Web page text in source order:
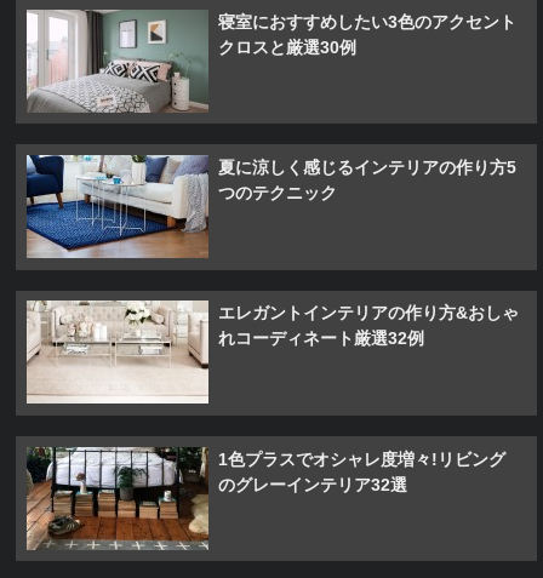
寝室におすすめしたい3色のアクセント
クロスと厳選30例
夏に涼しく感じるインテリアの作り方5
つのテクニック
エレガントインテリアの作り方&おしゃ
れコーディネート厳選32例
1色プラスでオシャレ度増々!リビング
のグレーインテリア32選